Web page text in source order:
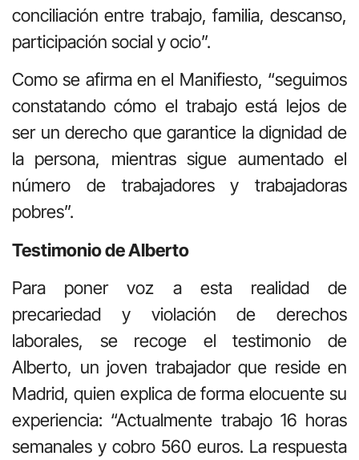
conciliación entre trabajo, familia, descanso,
participación social y ocio”.
Como se afirma en el Manifiesto, “seguimos
constatando cómo el trabajo está lejos de
ser un derecho que garantice la dignidad de
la persona, mientras sigue aumentado el
número de trabajadores y trabajadoras
pobres”.
Testimonio de Alberto
Para poner voz a esta realidad de
precariedad y violación de derechos
laborales, se recoge el testimonio de
Alberto, un joven trabajador que reside en
Madrid, quien explica de forma elocuente su
experiencia: “Actualmente trabajo 16 horas
semanales y cobro 560 euros. La respuesta